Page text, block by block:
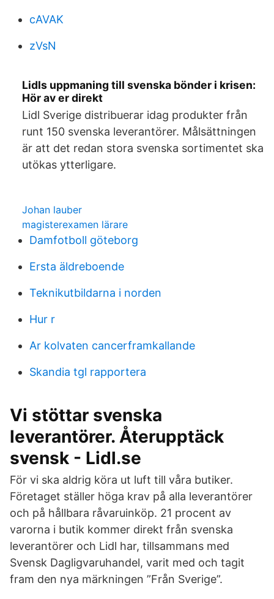
cAVAK
zVsN
Lidls uppmaning till svenska bönder i krisen:
Hör av er direkt
Lidl Sverige distribuerar idag produkter från
runt 150 svenska leverantörer. Målsättningen
är att det redan stora svenska sortimentet ska
utökas ytterligare.
Johan lauber
magisterexamen lärare
Damfotboll göteborg
Ersta äldreboende
Teknikutbildarna i norden
Hur r
Ar kolvaten cancerframkallande
Skandia tgl rapportera
Vi stöttar svenska
leverantörer. Återupptäck
svensk - Lidl.se
För vi ska aldrig köra ut luft till våra butiker.
Företaget ställer höga krav på alla leverantörer
och på hållbara råvaruinköp. 21 procent av
varorna i butik kommer direkt från svenska
leverantörer och Lidl har, tillsammans med
Svensk Dagligvaruhandel, varit med och tagit
fram den nya märkningen ”Från Sverige”.